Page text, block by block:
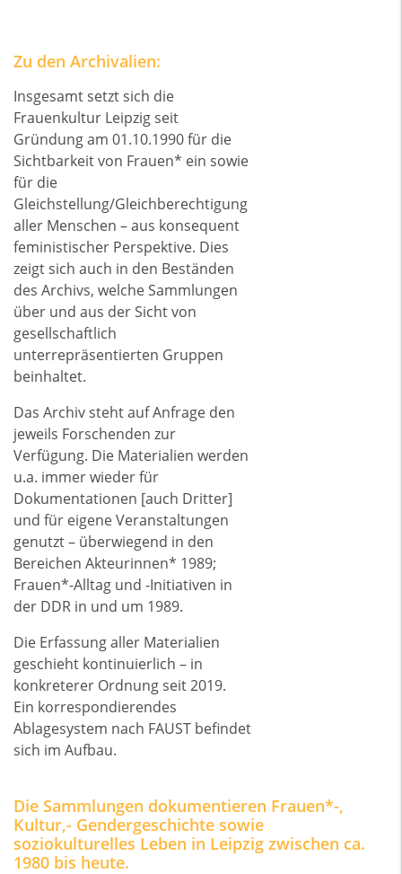
Zu den Archivalien:
Insgesamt setzt sich die
Frauenkultur Leipzig seit
Gründung am 01.10.1990 für die
Sichtbarkeit von Frauen* ein sowie
für die
Gleichstellung/Gleichberechtigung
aller Menschen – aus konsequent
feministischer Perspektive. Dies
zeigt sich auch in den Beständen
des Archivs, welche Sammlungen
über und aus der Sicht von
gesellschaftlich
unterrepräsentierten Gruppen
beinhaltet.
Das Archiv steht auf Anfrage den
jeweils Forschenden zur
Verfügung. Die Materialien werden
u.a. immer wieder für
Dokumentationen [auch Dritter]
und für eigene Veranstaltungen
genutzt – überwiegend in den
Bereichen Akteurinnen* 1989;
Frauen*-Alltag und -Initiativen in
der DDR in und um 1989.
Die Erfassung aller Materialien
geschieht kontinuierlich – in
konkreterer Ordnung seit 2019.
Ein korrespondierendes
Ablagesystem nach FAUST befindet
sich im Aufbau.
Die Sammlungen dokumentieren Frauen*-,
Kultur,- Gendergeschichte sowie
soziokulturelles Leben in Leipzig zwischen ca.
1980 bis heute.